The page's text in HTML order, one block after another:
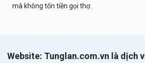
mà không tốn tiền gọi thợ.
Website: Tunglan.com.vn là dịch